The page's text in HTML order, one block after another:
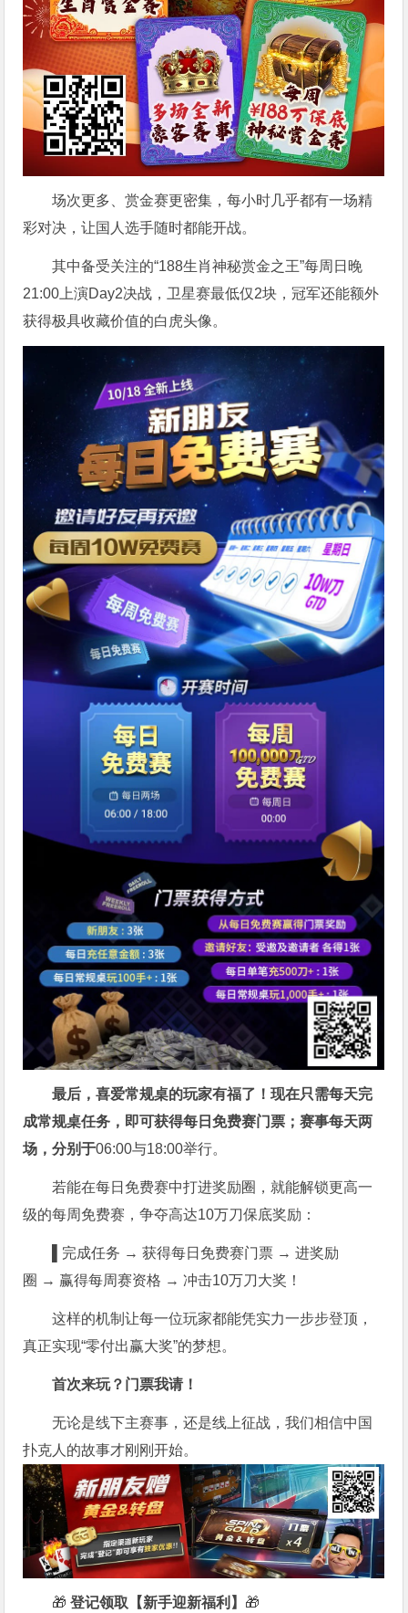
场次更多、赏金赛更密集，每小时几乎都有一场精
彩对决，让国人选手随时都能开战。
其中备受关注的“188生肖神秘赏金之王”每周日晚
21:00上演Day2决战，卫星赛最低仅2块，冠军还能额外
获得极具收藏价值的白虎头像。
最后，喜爱常规桌的玩家有福了！现在只需每天完
成常规桌任务，即可获得每日免费赛门票；赛事每天两
场，分别于06:00与18:00举行。
若能在每日免费赛中打进奖励圈，就能解锁更高一
级的每周免费赛，争夺高达10万刀保底奖励：
完成任务 → 获得每日免费赛门票 → 进奖励
圈 → 赢得每周赛资格 → 冲击10万刀大奖！
这样的机制让每一位玩家都能凭实力一步步登顶，
真正实现“零付出赢大奖”的梦想。
首次来玩？门票我请！
无论是线下主赛事，还是线上征战，我们相信中国
扑克人的故事才刚刚开始。
🎁 登记领取【新手迎新福利】 🎁